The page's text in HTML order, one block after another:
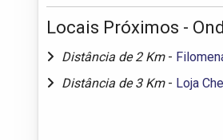
Locais Próximos -
Distância de 2 Km -
Distância de 3 Km - Loja